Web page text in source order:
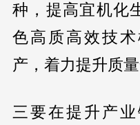
种，提高宜机化
色高质高效技
产，着力提升质量
三要在提升产